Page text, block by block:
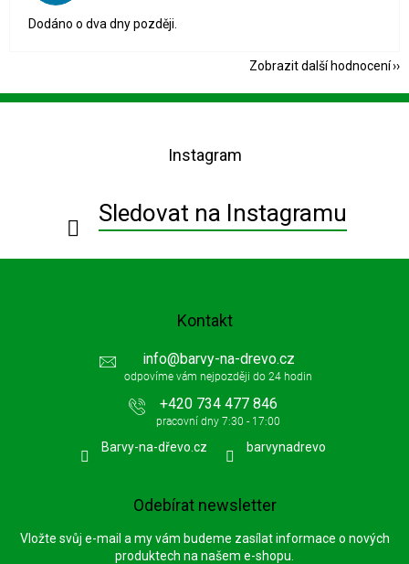
Dodáno o dva dny později.
Zobrazit další hodnocení
Z
Instagram
Sledovat na Instagramu
Kontakt
info@barvy-na-drevo.cz
+420 734 477 846
Barvy-na-dřevo.cz barvynadrevo
Odebírat newsletter
Vložte svůj e-mail a my vám budeme zasílat informace o nových
produktech na našem e-shopu.